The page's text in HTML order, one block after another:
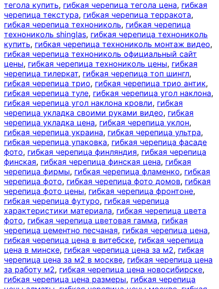
тегола купить, гибкая черепица тегола цена, гибкая
черепица текстура, гибкая черепица терракота,
гибкая черепица технониколь, гибкая черепица
технониколь shinglas, гибкая черепица технониколь
купить, гибкая черепица технониколь монтаж видео,
гибкая черепица технониколь официальный сайт
цены, гибкая черепица технониколь цены, гибкая
черепица тилеркат, гибкая черепица топ шингл,
гибкая черепица трио, гибкая черепица трио антик,
гибкая черепица туле, гибкая черепица угол наклона,
гибкая черепица угол наклона кровли, гибкая
черепица укладка своими руками видео, гибкая
черепица укладка цена, гибкая черепица уклон,
гибкая черепица украина, гибкая черепица ультра,
гибкая черепица упаковка, гибкая черепица фасаде
фото, гибкая черепица финляндия, гибкая черепица
финская, гибкая черепица финская цена, гибкая
черепица фирмы, гибкая черепица фламенко, гибкая
черепица фото, гибкая черепица фото домов, гибкая
черепица фото цены, гибкая черепица фронтоне,
гибкая черепица футуро, гибкая черепица
характеристики материала, гибкая черепица цвета
фото, гибкая черепица цветовая гамма, гибкая
черепица цементно песчаная, гибкая черепица цена,
гибкая черепица цена в витебске, гибкая черепица
цена в минске, гибкая черепица цена за м2, гибкая
черепица цена за м2 в москве, гибкая черепица цена
за работу м2, гибкая черепица цена новосибирске,
гибкая черепица цена размеры, гибкая черепица